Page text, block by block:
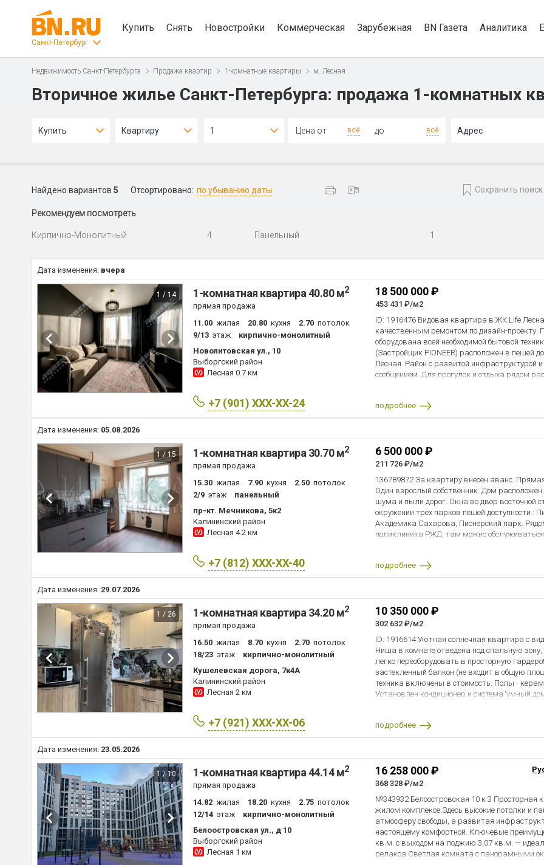
Санкт-Петербург
Купить Снять Новостройки Коммерческая Зарубежная BN Газета Аналитика
Недвижимость Санкт-Петербурга Продажа квартир 1-комнатные квартиры м. Лесная
Вторичное жилье Санкт-Петербурга: продажа 1-комнатных
Купить Квартиру 1 всё всё Адрес
Найдено вариантов 5 Отсортировано: по убыванию даты Сохранить поиск
Рекомендуем посмотреть
Кирпично-Монолитный 4 Панельный 1
Дата изменения: вчера
1 / 14 1-комнатная квартира 40.80 м2
прямая продажа
11.00 жилая 20.80 кухня 2.70 потолок
9/13 этаж
кирпично-монолитный
Новолитовская ул., 10
Выборгский район
Лесная 0.7 км
+7 (901) XXX-XX-24
18 500 000 ₽
453 431 ₽/м2
ID: 1916476 Видовая квартира в ЖК Life
качественным ремонтом по дизайн-проекту.
оборудована всей необходимой бытовой
(Застройщик PIONEER) расположен в пешей
Лесная. Район с развитой инфраструктурой
сообщением. Для прогулок и отдыха рядом
подробнее
Дата изменения: 05.08.2026
1 / 15 1-комнатная квартира 30.70 м2
прямая продажа
15.30 жилая 7.90 кухня 2.50 потолок
2/9 этаж
панельный
пр-кт. Мечникова, 5к2
Калининский район
Лесная 4.2 км
+7 (812) XXX-XX-40
6 500 000 ₽
211 726 ₽/м2
136789872 За квартиру внесён аванс.
Один взрослый собственник. Дом
шума и пыли дорог. Окна во двор восточной
окружении трёх парков пешей доступности :
Академика Сахарова, Пионерский парк.
поликлиника РЖД, там можно
объявлении.
подробнее
Дата изменения: 29.07.2026
1 / 26 1-комнатная квартира 34.20 м2
прямая продажа
16.50 жилая 8.70 кухня 2.70 потолок
18/23 этаж
кирпично-монолитный
Кушелевская дорога, 7к4А
Калининский район
Лесная 2 км
+7 (921) XXX-XX-06
10 350 000 ₽
302 632 ₽/м2
ID: 1916614 Уютная солнечная квартира с
Ниша в комнате отведена под спальную зону,
легко переоборудовать в просторную
застекленный балкон (не входит в общую
техника включены в стоимость. Полы -
Установлен кондиционер и система ‘умный
подробнее
Дата изменения: 23.05.2026
1 / 10 1-комнатная квартира 44.14 м2
прямая продажа
14.82 жилая 18.20 кухня 2.75 потолок
12/14 этаж
кирпично-монолитный
Белоостровская ул., д 10
Выборгский район
Лесная 1 км
16 258 000 ₽
368 328 ₽/м2
№343932 Белоостровская 10 к 3 Просторная
жилом комплексе.Здесь высокие потолки и
атмосферу свободы, а развитая
настоящему комфортной. Ключевые
кв.м. с выходом на лоджию 3,07 кв.м. —
релакса Светлая комната с панорамными